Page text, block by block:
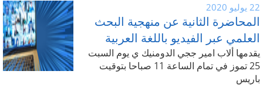
22 يوليو 2020
المحاضرة الثانية عن منهجية البحث
العلمي عبر الفيديو باللغة العربية
يقدمها ألاب امير ججي الدومنيك ي يوم السبت
25 تموز في تمام الساعة 11 صباحا بتوقيت
باريس